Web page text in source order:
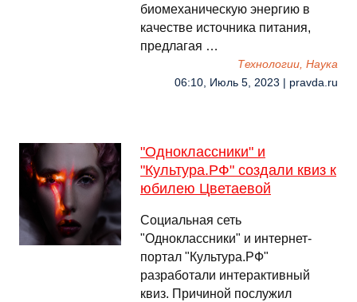
биомеханическую энергию в
качестве источника питания,
предлагая …
Технологии, Наука
06:10, Июль 5, 2023 | pravda.ru
"Одноклассники" и
"Культура.РФ" создали квиз к
юбилею Цветаевой
Социальная сеть
"Одноклассники" и интернет-
портал "Культура.РФ"
разработали интерактивный
квиз. Причиной послужил